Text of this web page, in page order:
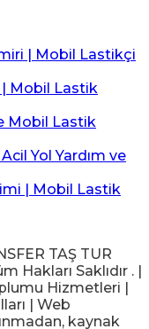
| Mobil Lastikçi
Mobil Lastik
Mobil Lastik
Yol Yardım ve
| Mobil Lastik
TAŞ TUR
Hakları Saklıdır . |
Hizmetleri |
| Web
kaynak